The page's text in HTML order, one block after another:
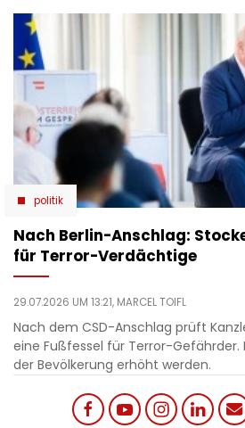
politik
Nach Berlin-Anschlag:
für Terror-Verdächtige
29.07.2026 UM 13:21, MARCEL TOIFL
Nach dem CSD-Anschlag prüft
eine Fußfessel für Terror-Gefährder.
der Bevölkerung erhöht werden.